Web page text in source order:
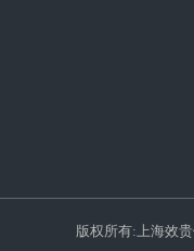
版权所有:上海效